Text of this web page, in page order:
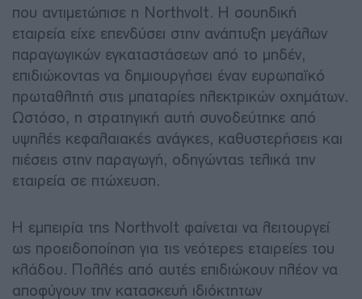
που αντιμετώπισε η Northvolt. Η σουηδική
εταιρεία είχε επενδύσει στην ανάπτυξη μεγάλων
παραγωγικών εγκαταστάσεων από το μηδέν,
επιδιώκοντας να δημιουργήσει έναν ευρωπαϊκό
πρωταθλητή στις μπαταρίες ηλεκτρικών οχημάτων.
Ωστόσο, η στρατηγική αυτή συνοδεύτηκε από
υψηλές κεφαλαιακές ανάγκες, καθυστερήσεις και
πιέσεις στην παραγωγή, οδηγώντας τελικά την
εταιρεία σε πτώχευση.
Η εμπειρία της Northvolt φαίνεται να λειτουργεί
ως προειδοποίηση για τις νεότερες εταιρείες του
κλάδου. Πολλές από αυτές επιδιώκουν πλέον να
αποφύγουν την κατασκευή ιδιόκτητων